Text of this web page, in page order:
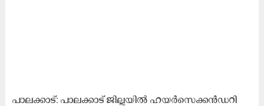
പാലക്കാട്: പാലക്കാട് ജില്ലയിൽ ഹയർസെക്കൻഡറി